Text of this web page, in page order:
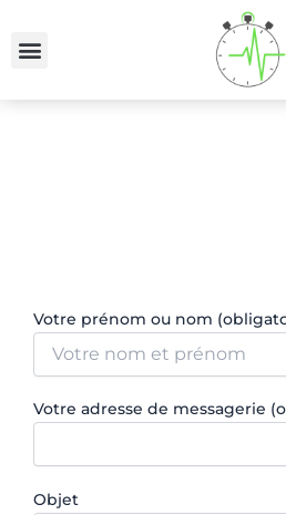
contenu
Votre prénom ou nom
Votre adresse de messagerie
Objet